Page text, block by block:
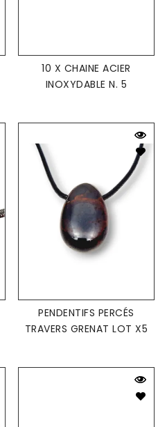
10 X CHAINE ACIER
INOXYDABLE N. 5
PENDENTIFS PERCÉS
TRAVERS GRENAT LOT X5